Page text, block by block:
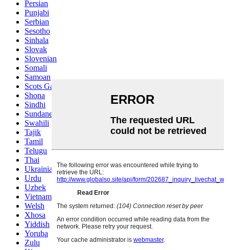
Persian
Punjabi
Serbian
Sesotho
Sinhala
Slovak
Slovenian
Somali
Samoan
Scots Gaelic
Shona
Sindhi
Sundanese
Swahili
Tajik
Tamil
Telugu
Thai
Ukrainian
Urdu
Uzbek
Vietnamese
Welsh
Xhosa
Yiddish
Yoruba
Zulu